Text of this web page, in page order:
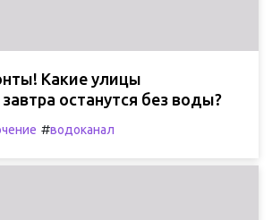
Какие улицы
останутся без воды?
#водоканал